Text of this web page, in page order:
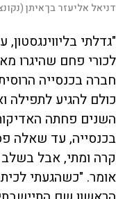
דניאל אליעזר בן־איתן
"גדלתי
לכורי פחם שהיגרו
חברה בכנסייה
כולם להגיע לתפילה
השנים פחתה
בכנסייה, עד שאלה
קרה ומתי, אבל
אומר. "כשהגעתי